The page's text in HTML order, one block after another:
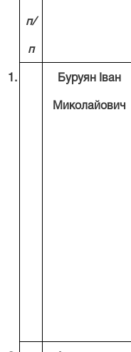
п/
п
1. Буруян Іван
Миколайович